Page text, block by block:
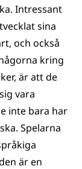
Intressant
sina
och också
kring
är att de
vara
inte bara har
Spelarna
är en